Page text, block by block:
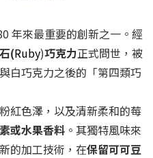
年來最重要的創新之一。經
(Ruby)巧克力正式問世，被
白巧克力之後的「第四類巧
紅色澤，以及清新柔和的莓
或水果香料 。其獨特風味來
的加工技術，在保留可可豆